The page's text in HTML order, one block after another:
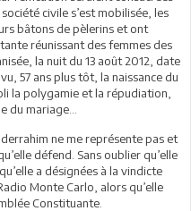
civile s’est mobilisée, les
bâtons de pèlerins et ont
réunissant des femmes des
la nuit du 13 août 2012, date
57 ans plus tôt, la naissance du
la polygamie et la répudiation,
du mariage…
ne me représente pas et
défend. Sans oublier qu’elle
a désignées à la vindicte
Monte Carlo, alors qu’elle
Constituante.